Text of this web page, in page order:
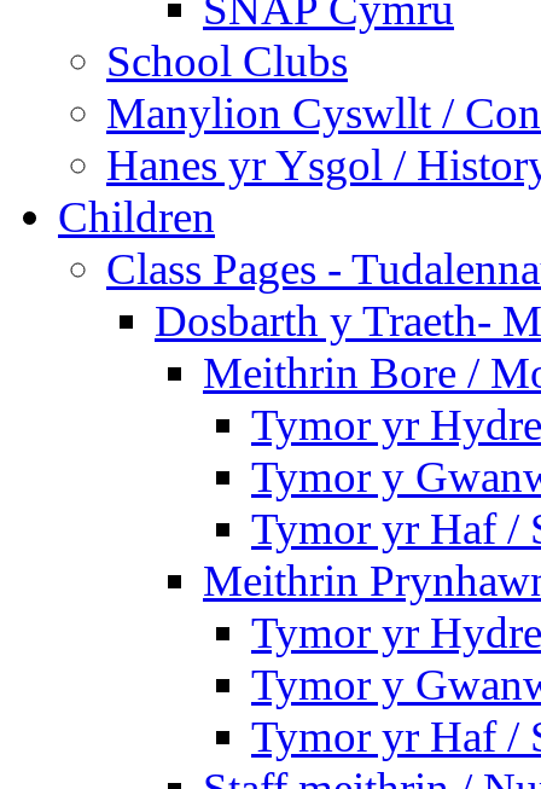
School Clubs
Manylion Cyswllt /
Hanes yr Ysgol /
Children
Class Pages -
Dosbarth y Traeth-
Meithrin Bore /
Tymor yr
Tymor y
Tymor yr Haf /
Meithrin
Tymor yr
Tymor y
Tymor yr Haf /